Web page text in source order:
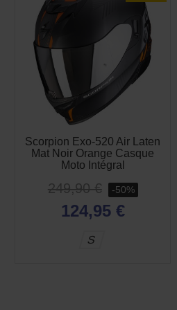
Scorpion Exo-520 Air Laten
Mat Noir Orange Casque
Moto Intégral
249,90 € -50%
124,95 €
S